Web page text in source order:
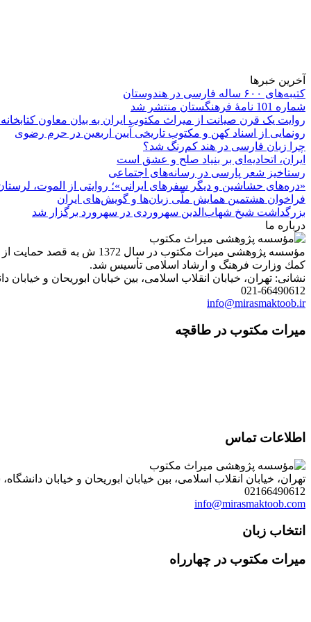
آخرین خبرها
کتیبه‌های ۶۰۰ ساله فارسی در هندوستان
شماره 101 نامۀ فرهنگستان منتشر شد
روایت یک قرن صیانت از میراث مکتوب ایران به بیان معاون
رونمایی از اسناد کهن و مکتوب تاریخی آیین اربعین در حرم رضوی
چرا زبان فارسی در هند کم‌رنگ شد؟
ایران، اتحادیه‌ای بر بنیاد صلح و عشق است
رستاخیز شعر پارسی در رسانه‌های اجتماعی
«دره‌های حشاشین و دیگر سفرهای ایرانی»؛ روایتی از الموت، لرستان
فراخوان هشتمین همایش ملّی زبان‌ها و گویش‌های ایران
بزرگداشت شیخ شهاب‌الدین سهروردی در سهرورد برگزار شد
درباره ما
مؤسسه پژوهشی میراث
كمك وزارت فرهنگ و ارشاد اسلامی تأسیس شد.
نشانی: تهران، خیابان انقلاب اسلامی، بین خیابان ابوریحان و خیابان دانشگاه، شمارۀ 1182
021-66490612
info@mirasmaktoob.ir
میرات مکتوب در طاقچه
اطلاعات تماس
تهران، خیابان انقلاب اسلامی، بین خیابان ابوریحان و خیابان دانشگاه، شمارۀ 1182 (ساختمان فروردین)، طبقۀ دوم، واحد 8 ، روابط عمومی مؤسسه پژوهی میراث مکتوب؛
02166490612
info@mirasmaktoob.com
انتخاب زبان
میرات مکتوب در چهارراه